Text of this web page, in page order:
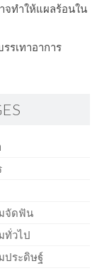
จทำให้แผลร้อนใน
รเทาอาการ
จัดฟัน
ทั่วไป
ประดิษฐ์